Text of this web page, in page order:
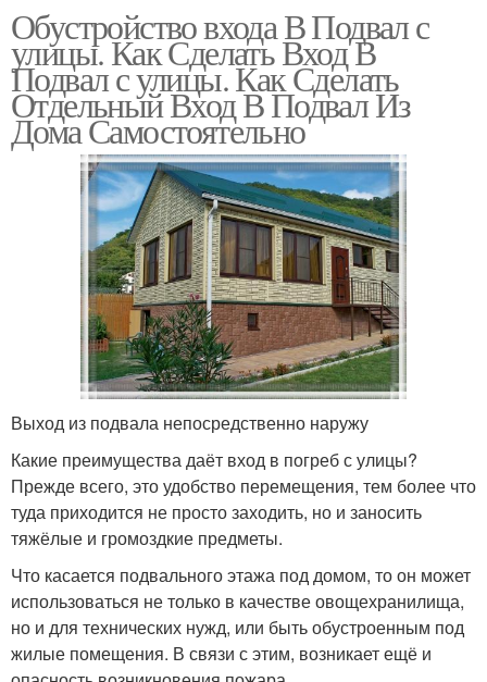
Обустройство входа В Подвал с
улицы. Как Сделать Вход В
Подвал с улицы. Как Сделать
Отдельный Вход В Подвал Из
Дома Самостоятельно
Выход из подвала непосредственно наружу
Какие преимущества даёт вход в погреб с улицы?
Прежде всего, это удобство перемещения, тем более что
туда приходится не просто заходить, но и заносить
тяжёлые и громоздкие предметы.
Что касается подвального этажа под домом, то он может
использоваться не только в качестве овощехранилища,
но и для технических нужд, или быть обустроенным под
жилые помещения. В связи с этим, возникает ещё и